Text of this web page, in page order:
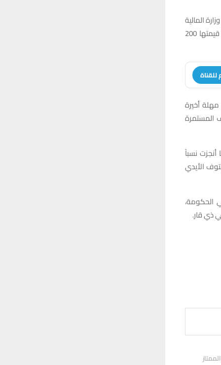
المالية
ومجلس الوزراء في بغداد الأسبوع المقبل في حال عدم صرف المستحقات والتي تتجاوز قيمتها 200
للقناة
مهلة أخيرة
المستمرة
نسباً
الأيدي
الحكومة،
ذي قار.